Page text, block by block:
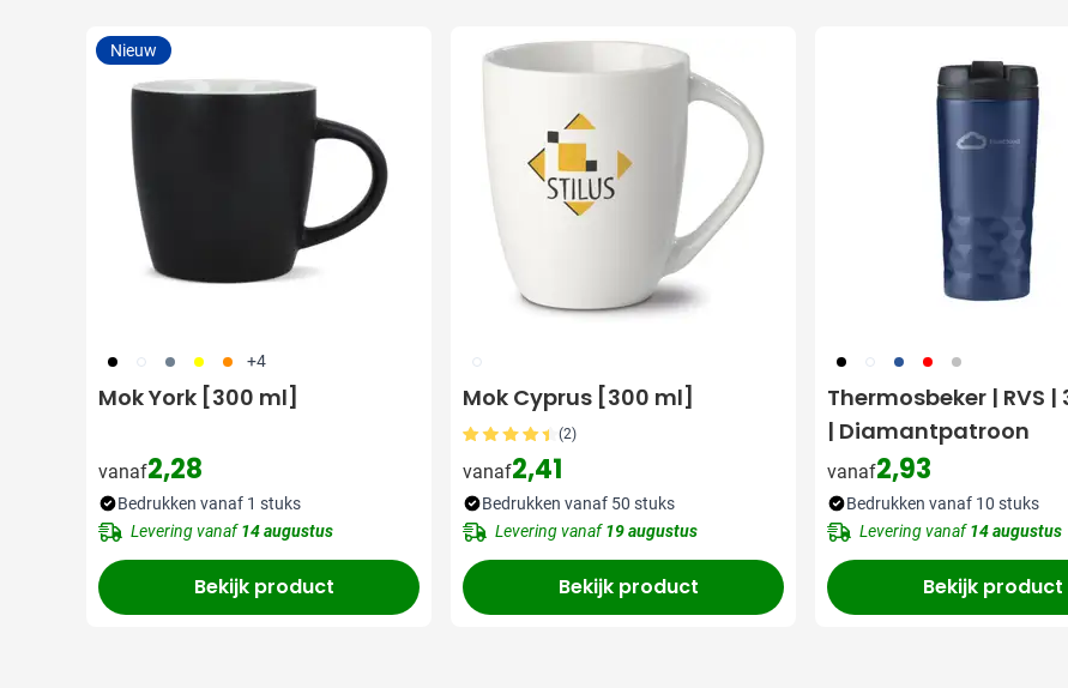
001 002 003 006 007 +4
Mok York [300 ml]
vanaf2,28
Nieuw
Bedrukken vanaf 1 stuks
Levering vanaf14 augustus
Bekijk product
002
Mok Cyprus [300 ml]
(2)
vanaf2,41
Bedrukken vanaf 50 stuks
Levering vanaf19 augustus
Bekijk product
001 002 005 008 032
Thermosbeker | RVS |
| Diamantpatroon
vanaf2,93
Bedrukken vanaf 10 stuks
Levering vanaf14 augustus
Bekijk product